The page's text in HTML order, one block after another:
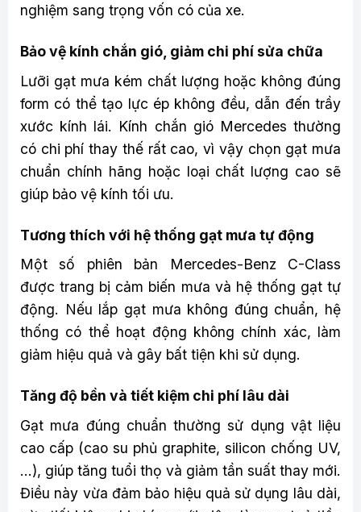
nghiệm sang trọng vốn có của xe.
Bảo vệ kính chắn gió, giảm chi phí sửa chữa
Lưỡi gạt mưa kém chất lượng hoặc không đúng
form có thể tạo lực ép không đều, dẫn đến trầy
xước kính lái. Kính chắn gió Mercedes thường
có chi phí thay thế rất cao, vì vậy chọn gạt mưa
chuẩn chính hãng hoặc loại chất lượng cao sẽ
giúp bảo vệ kính tối ưu.
Tương thích với hệ thống gạt mưa tự động
Một số phiên bản Mercedes-Benz C-Class
được trang bị cảm biến mưa và hệ thống gạt tự
động. Nếu lắp gạt mưa không đúng chuẩn, hệ
thống có thể hoạt động không chính xác, làm
giảm hiệu quả và gây bất tiện khi sử dụng.
Tăng độ bền và tiết kiệm chi phí lâu dài
Gạt mưa đúng chuẩn thường sử dụng vật liệu
cao cấp (cao su phủ graphite, silicon chống UV,
…), giúp tăng tuổi thọ và giảm tần suất thay mới.
Điều này vừa đảm bảo hiệu quả sử dụng lâu dài,